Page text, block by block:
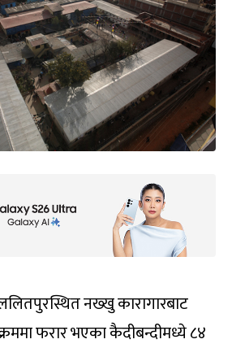
नख्खु कारागारबाट
फरार भएका कैदीबन्दीमध्ये ८४